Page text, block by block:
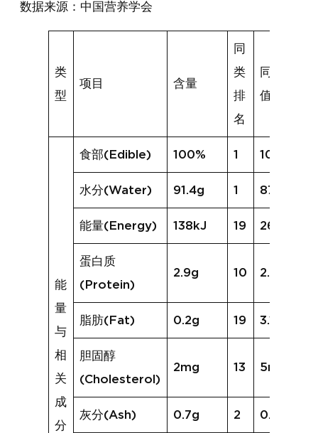
数据来源：中国营养学会
类
型
项目 含量
同
类
排
名
同类均
值
能
量
与
相
关
成
分
食部(Edible) 100% 1 100%
水分(Water) 91.4g 1 87.4g
能量(Energy) 138kJ 19 263kJ
蛋白质
(Protein)
2.9g 10 2.9g
脂肪(Fat) 0.2g 19 3.1g
胆固醇
(Cholesterol)
2mg 13 5mg
灰分(Ash) 0.7g 2 0.7g